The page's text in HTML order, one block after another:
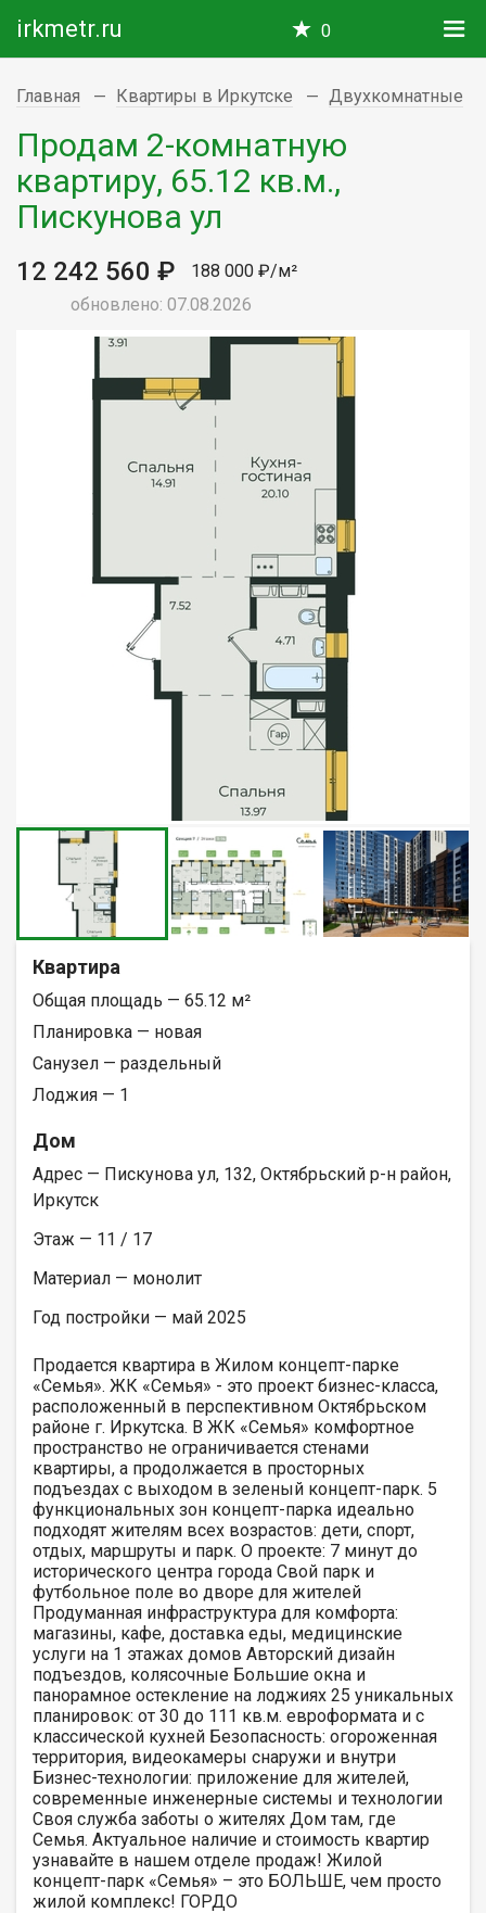
irkmetr.ru 0
Главная Квартиры в Иркутске Двухкомнатные
Продам 2-комнатную
квартиру, 65.12 кв.м.,
Пискунова ул
12 242 560 ₽
188 000 ₽/м²
обновлено: 07.08.2026
Квартира
Общая площадь — 65.12 м²
Планировка — новая
Санузел — раздельный
Лоджия — 1
Дом
Адрес — Пискунова ул, 132, Октябрьский р-н район,
Иркутск
Этаж — 11 / 17
Материал — монолит
Год постройки — май 2025
Продается квартира в Жилом концепт-парке
«Семья». ЖК «Семья» - это проект бизнес-класса,
расположенный в перспективном Октябрьском
районе г. Иркутска. В ЖК «Семья» комфортное
пространство не ограничивается стенами
квартиры, а продолжается в просторных
подъездах с выходом в зеленый концепт-парк. 5
функциональных зон концепт-парка идеально
подходят жителям всех возрастов: дети, спорт,
отдых, маршруты и парк. О проекте: 7 минут до
исторического центра города Свой парк и
футбольное поле во дворе для жителей
Продуманная инфраструктура для комфорта:
магазины, кафе, доставка еды, медицинские
услуги на 1 этажах домов Авторский дизайн
подъездов, колясочные Большие окна и
панорамное остекление на лоджиях 25 уникальных
планировок: от 30 до 111 кв.м. евроформата и с
классической кухней Безопасность: огороженная
территория, видеокамеры снаружи и внутри
Бизнес-технологии: приложение для жителей,
современные инженерные системы и технологии
Своя служба заботы о жителях Дом там, где
Семья. Актуальное наличие и стоимость квартир
узнавайте в нашем отделе продаж! Жилой
концепт-парк «Семья» – это БОЛЬШЕ, чем просто
жилой комплекс! ГОРДО